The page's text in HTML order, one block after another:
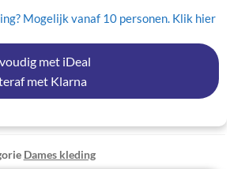
Mogelijk vanaf 10 personen. Klik hier
met iDeal
met Klarna
Dames kleding